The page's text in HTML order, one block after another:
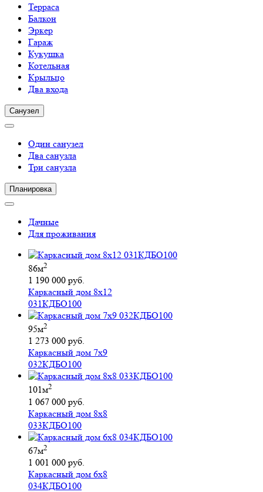
Терраса
Балкон
Эркер
Гараж
Кукушка
Котельная
Крыльцо
Два входа
Санузел
Один санузел
Два санузла
Три санузла
Планировка
Дачные
Для проживания
86м2
1 190 000 руб.
Каркасный дом 8х12
031КДБО100
95м2
1 273 000 руб.
Каркасный дом 7х9
032КДБО100
101м2
1 067 000 руб.
Каркасный дом 8х8
033КДБО100
67м2
1 001 000 руб.
Каркасный дом 6х8
034КДБО100